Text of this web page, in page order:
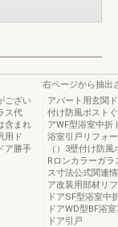
ござい
ス代
含まれ
用ド
ア勝手
右ページから抽出
アパート用玄関
付け防風ポスト
アWF型浴室中折
浴室引戸リフォ
（）3壁付け防
Rロンカラーガ
ス寸法公式関連
ア改装用部材リ
ドアSF型浴室中
ドアWD型BF浴
ドア引戸